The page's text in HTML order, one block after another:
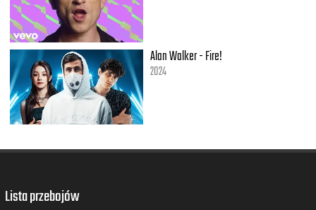
Alan Walker - Fire!
2024
Lista przebojów